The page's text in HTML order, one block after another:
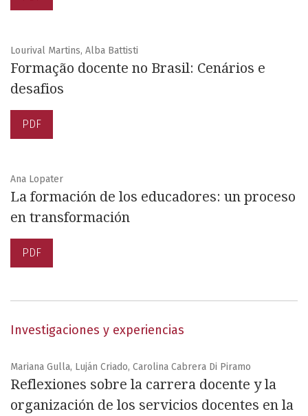
Lourival Martins, Alba Battisti
Formação docente no Brasil: Cenários e
desafios
PDF
Ana Lopater
La formación de los educadores: un proceso
en transformación
PDF
Investigaciones y experiencias
Mariana Gulla, Luján Criado, Carolina Cabrera Di Piramo
Reflexiones sobre la carrera docente y la
organización de los servicios docentes en la